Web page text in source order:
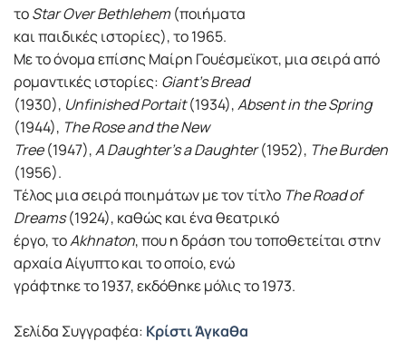
τοStar Over Bethlehem(ποιήματα
και παιδικές ιστορίες), το 1965.
Με το όνομα επίσης Μαίρη Γουέσμεϊκοτ, μια σειρά από
ρομαντικές ιστορίες: Giant’s Bread
(1930), Unfinished Portait(1934),Absent in the Spring
(1944), The Rose and the New
Tree(1947),A Daughter’s a Daughter(1952), The Burden
(1956).
Τέλος μια σειρά ποιημάτων με τον τίτλο The Road of
Dreams(1924), καθώς και ένα θεατρικό
έργο, τοAkhnaton, που η δράση του τοποθετείται στην
αρχαία Αίγυπτο και το οποίο, ενώ
γράφτηκε το 1937, εκδόθηκε μόλις το 1973.
Σελίδα Συγγραφέα: Κρίστι Άγκαθα